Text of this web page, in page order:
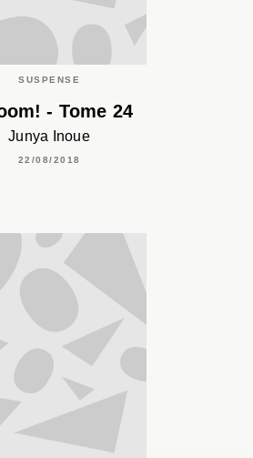
SUSPENSE
- Tome 24
Junya Inoue
22/08/2018